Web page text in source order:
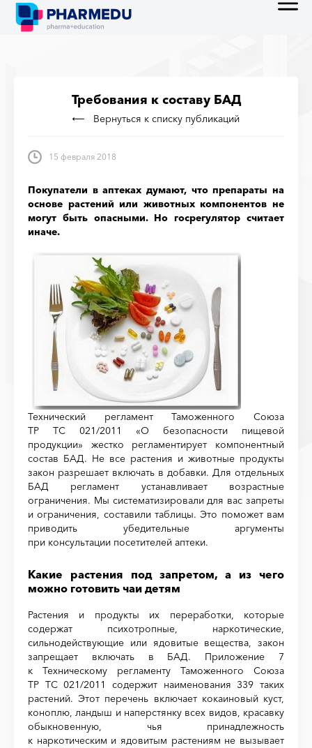
Требования к составу БАД
Вернуться к списку публикаций
15 февраля 2018
Покупатели в аптеках думают, что препараты на
основе растений или животных компонентов не
могут быть опасными. Но госрегулятор считает
иначе.
Технический регламент Таможенного Союза
ТР ТС 021/2011 «О безопасности пищевой
продукции» жестко регламентирует компонентный
состав БАД. Не все растения и животные продукты
закон разрешает включать в добавки. Для отдельных
БАД регламент устанавливает возрастные
ограничения. Мы систематизировали для вас запреты
и ограничения, составили таблицы. Это поможет вам
приводить убедительные аргументы
при консультации посетителей аптеки.
Какие растения под запретом, а из чего
можно готовить чаи детям
Растения и продукты их переработки, которые
содержат психотропные, наркотические,
сильнодействующие или ядовитые вещества, закон
запрещает включать в БАД. Приложение 7
к Техническому регламенту Таможенного Союза
ТР ТС 021/2011 содержит наименования 339 таких
растений. Этот перечень включает кокаиновый куст,
коноплю, ландыш и наперстянку всех видов, красавку
обыкновенную, чья принадлежность
к наркотическим и ядовитым растениям не вызывает